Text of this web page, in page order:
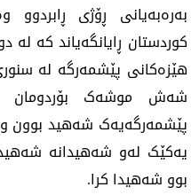
بەرەبەیانی ڕۆژی
کوردستان ڕایانگەیاند کە لە
هێزەکانی پێشمەرگە لە
شەش موشەک بۆردومان
پێشمەرگەیەک شەهید بوون و
یەکێک لەو شەهیدانە
بوو شەهیدا کرا.